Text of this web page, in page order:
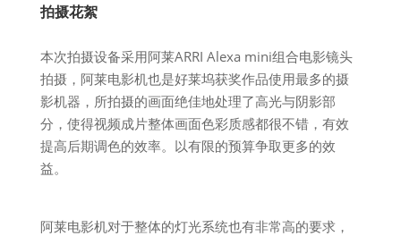
拍摄花絮
本次拍摄设备采用阿莱ARRI Alexa mini组合电影镜头
拍摄，阿莱电影机也是好莱坞获奖作品使用最多的摄
影机器，所拍摄的画面绝佳地处理了高光与阴影部
分，使得视频成片整体画面色彩质感都很不错，有效
提高后期调色的效率。以有限的预算争取更多的效
益。
阿莱电影机对于整体的灯光系统也有非常高的要求，